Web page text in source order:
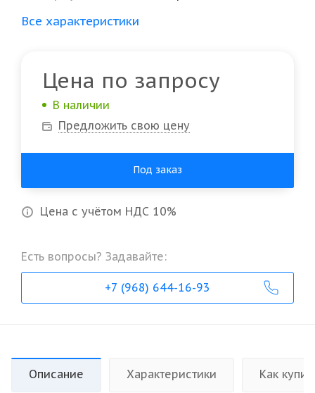
Все характеристики
Цена по запросу
В наличии
Предложить свою цену
Под заказ
Цена с учётом НДС 10%
Есть вопросы? Задавайте:
+7 (968) 644-16-93
Описание Характеристики Как